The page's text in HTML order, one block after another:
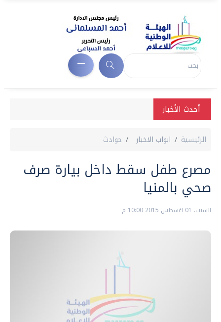
أحدث الأخبار
الرئيسية ابواب الاخبار حوادث
مصرع طفل سقط داخل بيارة صرف
صحي بالمنيا
السبت، 01 اغسطس 2015 10:00 م